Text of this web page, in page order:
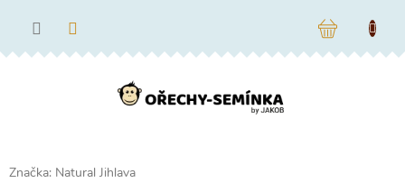
NÁKUPNÍ
Značka: Natural Jihlava